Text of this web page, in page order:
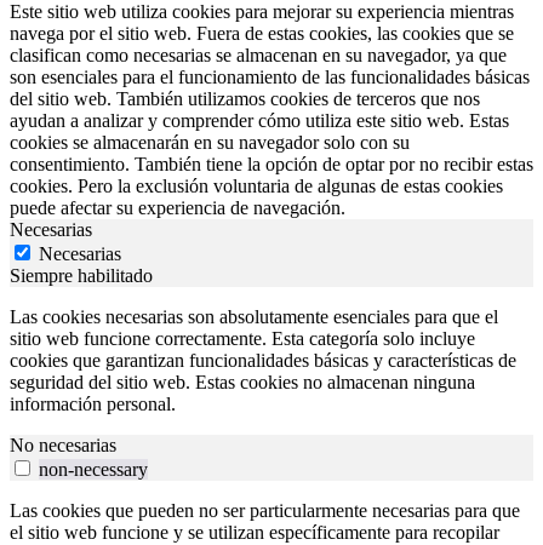
Este sitio web utiliza cookies para mejorar su experiencia mientras
navega por el sitio web. Fuera de estas cookies, las cookies que se
clasifican como necesarias se almacenan en su navegador, ya que
son esenciales para el funcionamiento de las funcionalidades básicas
del sitio web. También utilizamos cookies de terceros que nos
ayudan a analizar y comprender cómo utiliza este sitio web. Estas
cookies se almacenarán en su navegador solo con su
consentimiento. También tiene la opción de optar por no recibir estas
cookies. Pero la exclusión voluntaria de algunas de estas cookies
puede afectar su experiencia de navegación.
Necesarias
Necesarias
Siempre habilitado
Las cookies necesarias son absolutamente esenciales para que el
sitio web funcione correctamente. Esta categoría solo incluye
cookies que garantizan funcionalidades básicas y características de
seguridad del sitio web. Estas cookies no almacenan ninguna
información personal.
No necesarias
non-necessary
Las cookies que pueden no ser particularmente necesarias para que
el sitio web funcione y se utilizan específicamente para recopilar